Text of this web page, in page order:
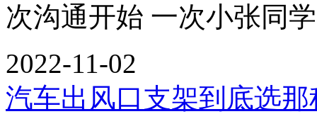
次沟通开始 一次小张同
2022-11-02
汽车出风口支架到底选